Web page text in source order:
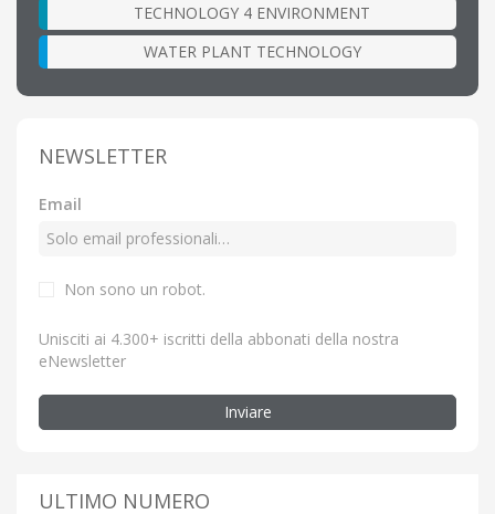
TECHNOLOGY 4 ENVIRONMENT
WATER PLANT TECHNOLOGY
NEWSLETTER
Email
Non sono un robot.
Unisciti ai 4.300+ iscritti della abbonati della nostra
eNewsletter
Inviare
ULTIMO NUMERO